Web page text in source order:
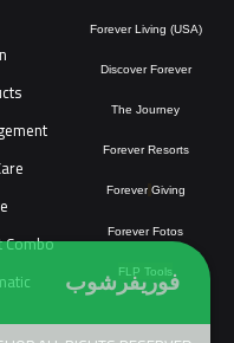
Forever Living (USA)
Discover Forever
The Journey
Forever Resorts
Forever Giving
Forever Fotos
FLP Tools
فوريفرشوب